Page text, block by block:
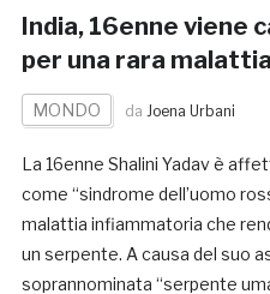
India, 16enne viene
per una rara
MONDO da Joena Urbani
La 16enne Shalini Yadav è
come “sindrome dell’uomo
malattia infiammatoria che
un serpente. A causa del suo
soprannominata “serpente